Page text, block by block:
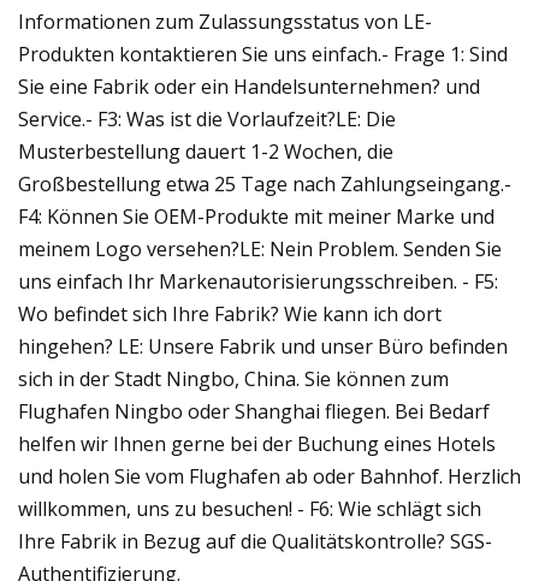
Informationen zum Zulassungsstatus von LE-
Produkten kontaktieren Sie uns einfach.- Frage 1: Sind
Sie eine Fabrik oder ein Handelsunternehmen? und
Service.- F3: Was ist die Vorlaufzeit?LE: Die
Musterbestellung dauert 1-2 Wochen, die
Großbestellung etwa 25 Tage nach Zahlungseingang.-
F4: Können Sie OEM-Produkte mit meiner Marke und
meinem Logo versehen?LE: Nein Problem. Senden Sie
uns einfach Ihr Markenautorisierungsschreiben. - F5:
Wo befindet sich Ihre Fabrik? Wie kann ich dort
hingehen? LE: Unsere Fabrik und unser Büro befinden
sich in der Stadt Ningbo, China. Sie können zum
Flughafen Ningbo oder Shanghai fliegen. Bei Bedarf
helfen wir Ihnen gerne bei der Buchung eines Hotels
und holen Sie vom Flughafen ab oder Bahnhof. Herzlich
willkommen, uns zu besuchen! - F6: Wie schlägt sich
Ihre Fabrik in Bezug auf die Qualitätskontrolle? SGS-
Authentifizierung.